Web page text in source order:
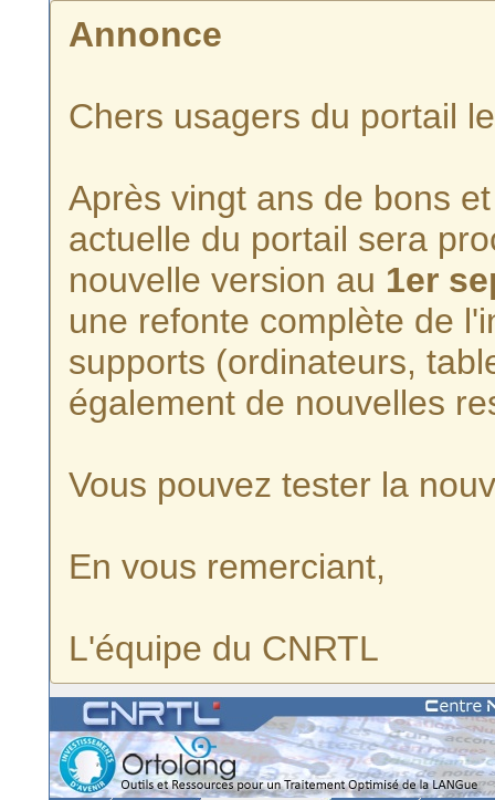
Annonce
Chers usagers du portail
Après vingt ans de bons
actuelle du portail sera
nouvelle version au 1er
une refonte complète de
supports (ordinateurs,
également de nouvelles
Vous pouvez tester la
En vous remerciant,
L'équipe du CNRTL